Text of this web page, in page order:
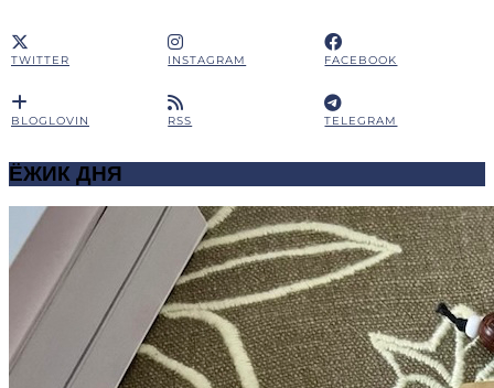
TWITTER INSTAGRAM FACEBOOK
BLOGLOVIN RSS TELEGRAM
ЁЖИК ДНЯ